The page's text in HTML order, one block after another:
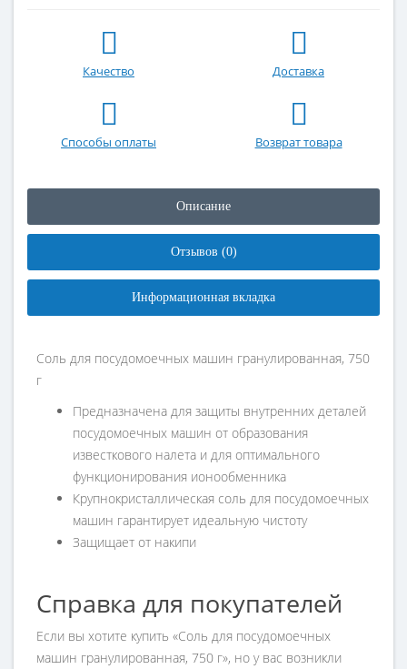
Качество Доставка
Способы оплаты Возврат товара
Описание
Отзывов (0)
Информационная вкладка
Соль для посудомоечных машин гранулированная, 750
г
Предназначена для защиты внутренних деталей
посудомоечных машин от образования
известкового налета и для оптимального
функционирования ионообменника
Крупнокристаллическая соль для посудомоечных
машин гарантирует идеальную чистоту
Защищает от накипи
Справка для покупателей
Если вы хотите купить «Соль для посудомоечных
машин гранулированная, 750 г», но у вас возникли